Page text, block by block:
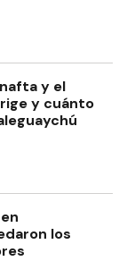
y el
y cuánto
los